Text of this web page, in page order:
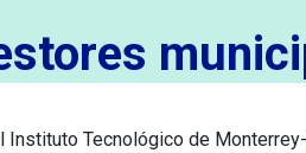
Tecnológico de